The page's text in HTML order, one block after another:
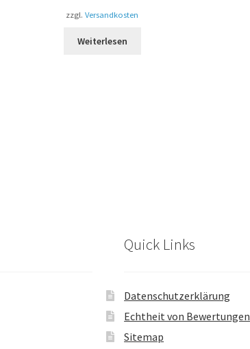
von
zzgl.Versandkosten
Weiterlesen
Quick Links
Datenschutzerklärung
Echtheit von Bewertungen
Sitemap